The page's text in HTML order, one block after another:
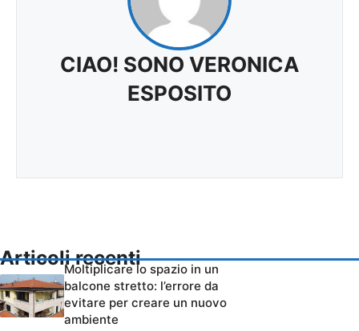
CIAO! SONO VERONICA
ESPOSITO
Articoli recenti
Moltiplicare lo spazio in un
balcone stretto: l’errore da
evitare per creare un nuovo
ambiente